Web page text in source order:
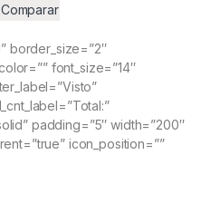
Comparar
border_size=”2″
font_size=”14″
padding=”5″ width=”200″
icon_position=””